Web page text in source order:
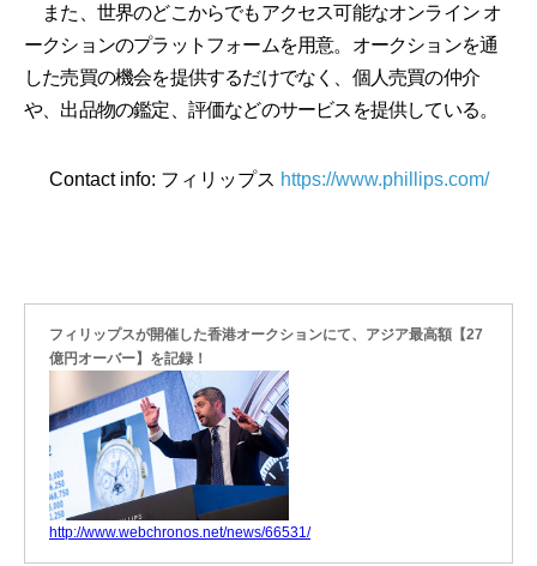
また、世界のどこからでもアクセス可能なオンライン オ
ークションのプラットフォームを用意。オークションを通
した売買の機会を提供するだけでなく、個人売買の仲介
や、出品物の鑑定、評価などのサービスを提供している。
Contact info: フィリップス https://www.phillips.com/
フィリップスが開催した香港オークションにて、アジア最高額【27
億円オーバー】を記録！
http://www.webchronos.net/news/66531/